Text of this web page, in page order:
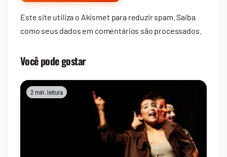
Este site utiliza o Akismet para reduzir spam.Saiba
como seus dados em comentários são processados
Você pode gostar
2 min. leitura